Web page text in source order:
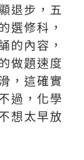
退步，五
選修科，
的內容，
做題速度
，這確實
過，化學
想太早放